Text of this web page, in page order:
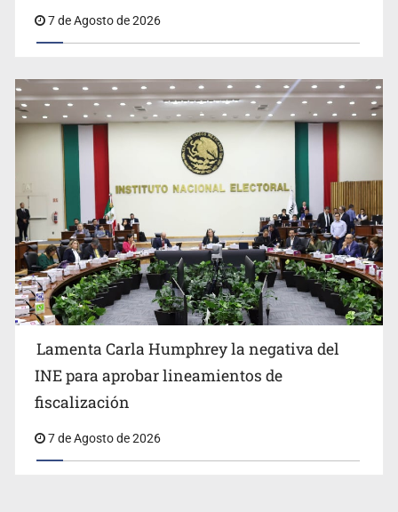
7 de Agosto de 2026
Lamenta Carla Humphrey la negativa del
INE para aprobar lineamientos de
fiscalización
7 de Agosto de 2026